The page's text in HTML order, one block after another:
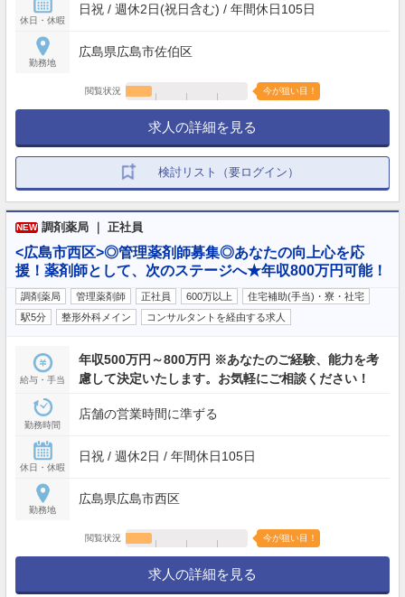
休日・休暇
日祝 / 週休2日(祝日含む) / 年間休日105日
勤務地
広島県広島市佐伯区
閲覧状況 今が狙い目！
求人の詳細を見る
検討リスト（要ログイン）
NEW 調剤薬局 ｜ 正社員
<広島市西区>◎管理薬剤師募集◎あなたの向上心を応
援！薬剤師として、次のステージへ★年収800万円可能！
調剤薬局 管理薬剤師 正社員 600万以上
住宅補助(手当)・寮・社宅
駅5分
整形外科メイン コンサルタントを経由する求人
給与・手当
年収500万円～800万円 ※あなたのご経験、能力を考
慮して決定いたします。お気軽にご相談ください！
勤務時間
店舗の営業時間に準ずる
休日・休暇
日祝 / 週休2日 / 年間休日105日
勤務地
広島県広島市西区
閲覧状況 今が狙い目！
求人の詳細を見る